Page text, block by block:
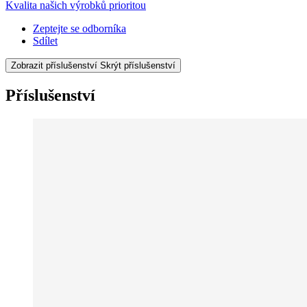
Kvalita našich výrobků prioritou
Zeptejte se odborníka
Sdílet
Zobrazit příslušenství Skrýt příslušenství
Příslušenství